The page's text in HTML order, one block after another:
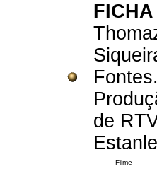
de
Filme